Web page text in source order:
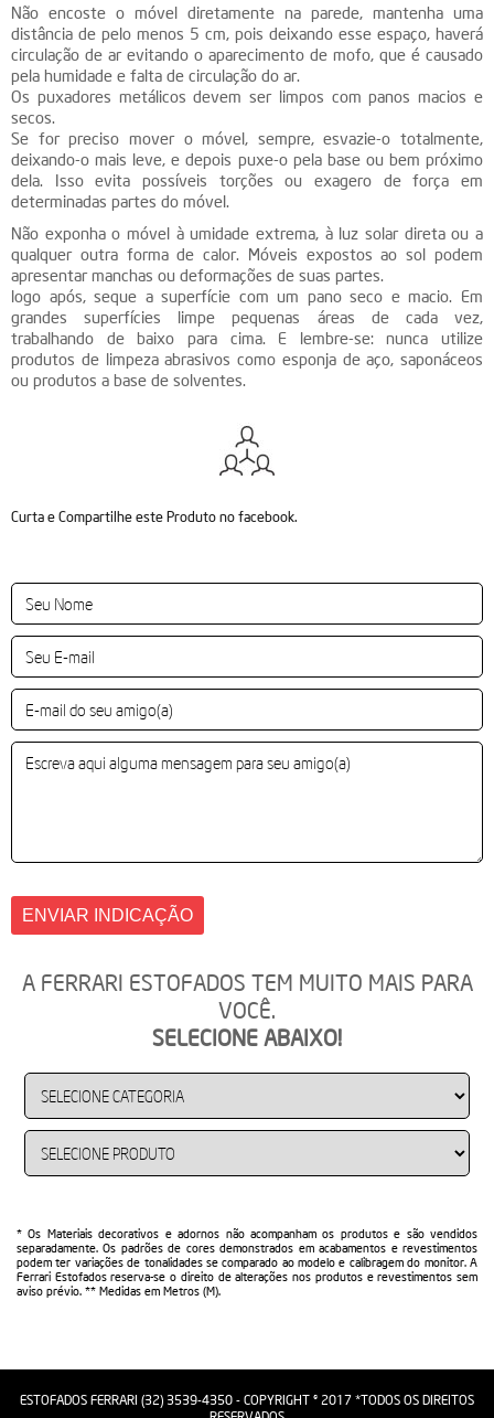
Não encoste o móvel diretamente na parede, mantenha uma
distância de pelo menos 5 cm, pois deixando esse espaço, haverá
circulação de ar evitando o aparecimento de mofo, que é causado
pela humidade e falta de circulação do ar.
Os puxadores metálicos devem ser limpos com panos macios e
secos.
Se for preciso mover o móvel, sempre, esvazie-o totalmente,
deixando-o mais leve, e depois puxe-o pela base ou bem próximo
dela. Isso evita possíveis torções ou exagero de força em
determinadas partes do móvel.
Não exponha o móvel à umidade extrema, à luz solar direta ou a
qualquer outra forma de calor. Móveis expostos ao sol podem
apresentar manchas ou deformações de suas partes.
logo após, seque a superfície com um pano seco e macio. Em
grandes superfícies limpe pequenas áreas de cada vez,
trabalhando de baixo para cima. E lembre-se: nunca utilize
produtos de limpeza abrasivos como esponja de aço, saponáceos
ou produtos a base de solventes.
Curta e Compartilhe este Produto no facebook.
A FERRARI ESTOFADOS TEM MUITO MAIS PARA
VOCÊ.
SELECIONE ABAIXO!
* Os Materiais decorativos e adornos não acompanham os produtos e são vendidos
separadamente. Os padrões de cores demonstrados em acabamentos e revestimentos
podem ter variações de tonalidades se comparado ao modelo e calibragem do monitor. A
Ferrari Estofados reserva-se o direito de alterações nos produtos e revestimentos sem
aviso prévio. ** Medidas em Metros (M).
ESTOFADOS FERRARI (32) 3539-4350 - COPYRIGHT © 2017 *TODOS OS DIREITOS